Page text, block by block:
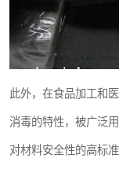
此外，在食品加工和
消毒的特性，被广泛
对材料安全性的高标准